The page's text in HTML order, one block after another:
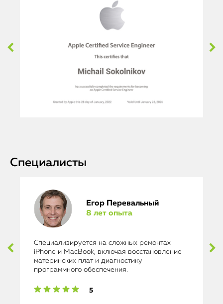
Специалисты
Егор Перевальный
8 лет опыта
Специализируется на сложных ремонтах
iPhone и MacBook, включая восстановление
материнских плат и диагностику
программного обеспечения.
5